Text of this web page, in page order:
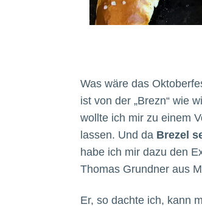
Was wäre das
ist von der „Brezn“ wie
wollte ich mir zu einem
lassen. Und da Brezel
habe ich mir dazu den
Thomas Grundner aus
Er, so dachte ich, kann